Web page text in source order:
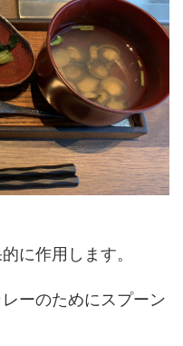
に作用します。
ーのためにスプーン